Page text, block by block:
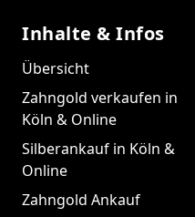
Inhalte & Infos
Übersicht
Zahngold verkaufen in
Köln & Online
Silberankauf in Köln &
Online
Zahngold Ankauf